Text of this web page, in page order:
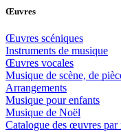
Œuvres
Œuvres scéniques
Instruments de musique
Œuvres vocales
Musique de scène, de
Arrangements
Musique pour enfants
Musique de Noël
Catalogue des œuvres par